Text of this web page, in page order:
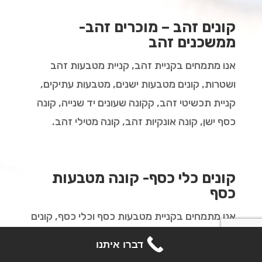
קונים זהב – מוכרים זהב-
ממשכנים זהב
אנו מתמחים בקניית זהב, קניית מטבעות זהב
ושטרות, קונים מטבעות ישנים, מטבעות עתיקים,
קניית תכשיטי זהב, קקונה שעונים יד שנייה, קונה
כסף ישן, קונה אונקיות זהב, קונה מטילי זהב.
קונים כלי כסף- קונה מטבעות
כסף
אנו מתמחים בקניית מטבעות כסף וכלי כסף, קונים
מטבעות כסף ישנים, מטבעות כסף עתיקים, קניית
תכשיטי כסף, קונים כלי כסף וסכו"ם.
דברו איתנו